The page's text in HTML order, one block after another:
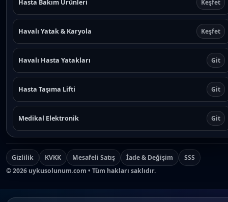
Hasta Bakım Ürünleri Keşfet
Havalı Yatak & Karyola Keşfet
Havalı Hasta Yatakları Git
Hasta Taşıma Lifti Git
Medikal Elektronik Git
Gizlilik KVKK Mesafeli Satış İade & Değişim
SSS
©2026 uykusolunum.com • Tüm hakları saklıdır.